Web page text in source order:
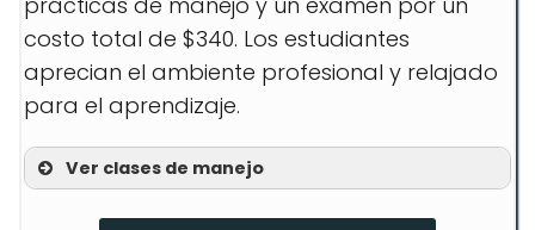
costo total de $340. Los estudiantes
aprecian el ambiente profesional y relajado
para el aprendizaje.
Ver clases de manejo